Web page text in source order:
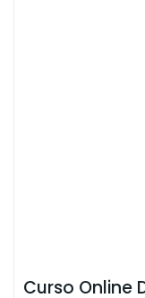
Curso Online